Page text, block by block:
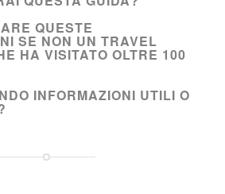
QUESTE
SE NON UN TRAVEL
HA VISITATO OLTRE 100
INFORMAZIONI UTILI O